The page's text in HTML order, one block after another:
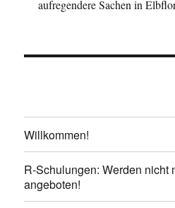
aufregendere Sachen in
Willkommen!
R-Schulungen: Werden nicht
angeboten!